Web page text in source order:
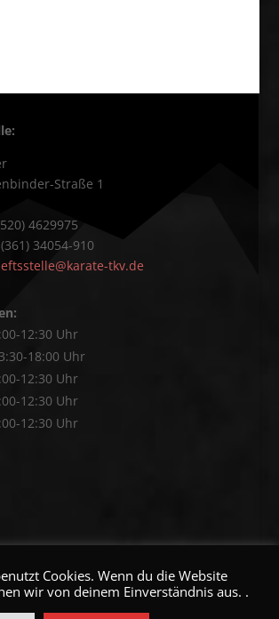
Straße 1
4629975
34054-910
tkv.de
12:30 Uhr
18:00 Uhr
12:30 Uhr
12:30 Uhr
12:30 Uhr
Cookies. Wenn du die Website
wir von deinem Einverständnis aus. .